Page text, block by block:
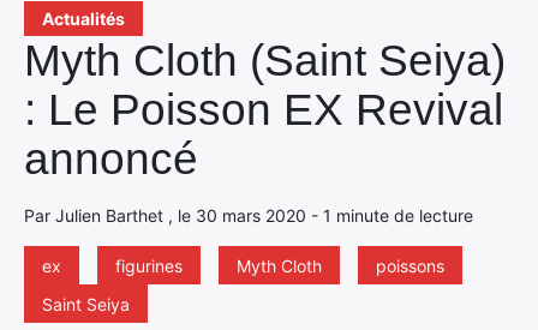
Actualités
Myth Cloth (Saint Seiya)
: Le Poisson EX Revival
annoncé
Par Julien Barthet , le 30 mars 2020 - 1 minute de lecture
ex figurines Myth Cloth
poissons
Saint Seiya